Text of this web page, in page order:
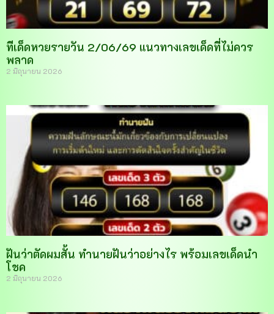
ทีเด็ดหวยรายวัน 2/06/69 แนวทางเลขเด็ดที่ไม่ควร
พลาด
2 มิถุนายน 2026
ฝันว่าตัดผมสั้น ทำนายฝันว่าอย่างไร พร้อมเลขเด็ดนำ
โชค
2 มิถุนายน 2026